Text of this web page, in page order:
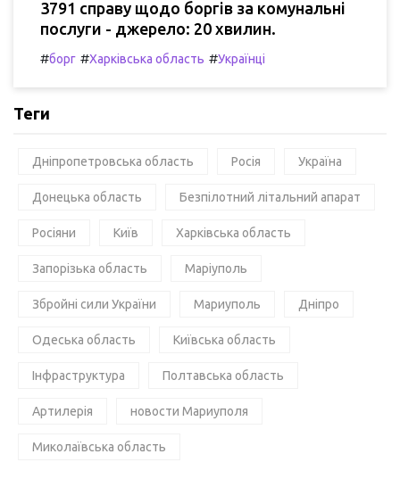
3791 справу щодо боргів за комунальні
послуги - джерело: 20 хвилин.
#борг #Харківська область #Українці
Теги
Дніпропетровська область Росія Україна
Донецька область Безпілотний літальний апарат
Росіяни Київ Харківська область
Запорізька область Маріуполь
Збройні сили України Мариуполь Дніпро
Одеська область Київська область
Інфраструктура Полтавська область
Артилерія новости Мариуполя
Миколаївська область